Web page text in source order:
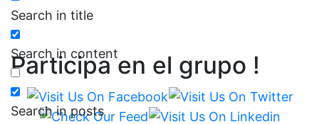
Search in title
Search in content
Search in posts
Participa en el grupo !